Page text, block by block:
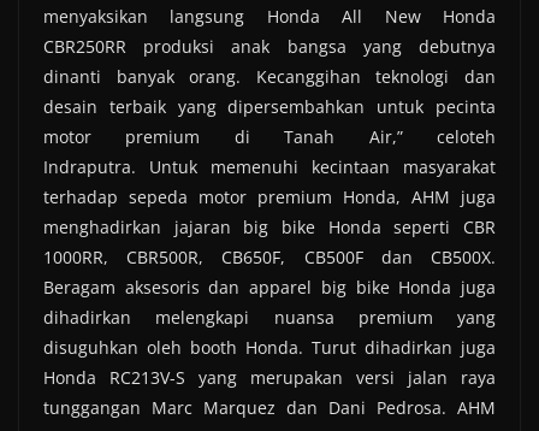
menyaksikan langsung Honda All New Honda
CBR250RR produksi anak bangsa yang debutnya
dinanti banyak orang. Kecanggihan teknologi dan
desain terbaik yang dipersembahkan untuk pecinta
motor premium di Tanah Air,” celoteh
Indraputra. Untuk memenuhi kecintaan masyarakat
terhadap sepeda motor premium Honda, AHM juga
menghadirkan jajaran big bike Honda seperti CBR
1000RR, CBR500R, CB650F, CB500F dan CB500X.
Beragam aksesoris dan apparel big bike Honda juga
dihadirkan melengkapi nuansa premium yang
disuguhkan oleh booth Honda. Turut dihadirkan juga
Honda RC213V-S yang merupakan versi jalan raya
tunggangan Marc Marquez dan Dani Pedrosa. AHM